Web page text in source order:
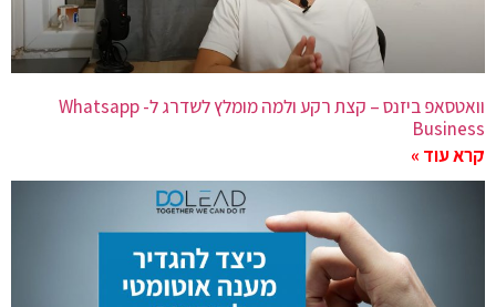
וואטסאפ ביזנס – קצת רקע ולמה מומלץ לשדרג ל- Whatsapp
Business
קרא עוד »